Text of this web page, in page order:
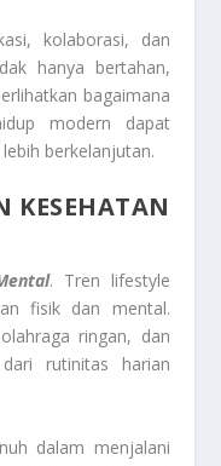
kolaborasi, dan
hanya bertahan,
bagaimana
modern dapat
berkelanjutan.
KESEHATAN
. Tren lifestyle
fisik dan mental.
ringan, dan
rutinitas harian
dalam menjalani